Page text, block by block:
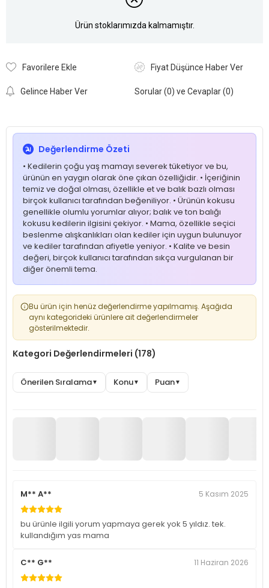
Ürün stoklarımızda kalmamıştır.
Favorilere Ekle Fiyat Düşünce Haber Ver
Gelince Haber Ver Sorular (0) ve Cevaplar (0)
Değerlendirme Özeti
• Kedilerin çoğu yaş mamayı severek tüketiyor ve bu,
ürünün en yaygın olarak öne çıkan özelliğidir. • İçeriğinin
temiz ve doğal olması, özellikle et ve balık bazlı olması
birçok kullanıcı tarafından beğeniliyor. • Ürünün kokusu
genellikle olumlu yorumlar alıyor; balık ve ton balığı
kokusu kedilerin ilgisini çekiyor. • Mama, özellikle seçici
beslenme alışkanlıkları olan kediler için uygun bulunuyor
ve kediler tarafından afiyetle yeniyor. • Kalite ve besin
değeri, birçok kullanıcı tarafından sıkça vurgulanan bir
diğer önemli tema.
Bu ürün için henüz değerlendirme yapılmamış. Aşağıda
aynı kategorideki ürünlere ait değerlendirmeler
gösterilmektedir.
Kategori Değerlendirmeleri (178)
Önerilen Sıralama▼ Konu▼ Puan▼
M** A** 5 Kasım 2025
bu ürünle ilgili yorum yapmaya gerek yok 5 yıldız. tek.
kullandığım yas mama
C** G** 11 Haziran 2026